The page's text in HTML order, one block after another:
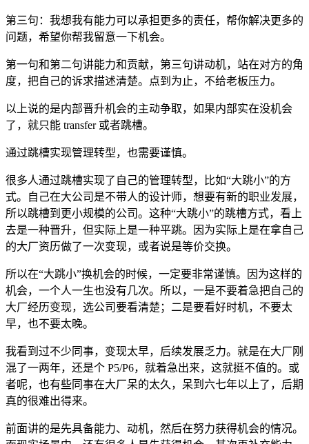
第三句：我想我有能力可以承担更多的责任，帮你解决更多的
问题，希望你帮我留意一下机会。
第一句和第二句讲能力和贡献，第三句讲动机，站在对方的角
度，把自己的诉求描述清楚。点到为止，不给老板压力。
以上说的是内部晋升机会的主动争取，如果内部实在没机会
了，就只能 transfer 或者跳槽。
通过跳槽实现管理转型，也需要谨慎。
很多人通过跳槽实现了自己的管理转型，比如“大跳小”的方
式。自己在大公司是不带人的设计师，想要有新的职业发展，
所以跳槽到更小规模的公司。这种“大跳小”的跳槽方式，看上
去是一种晋升，但实际上是一种平跳。因为实际上是在拿自己
的大厂资历做了一次变现，或者说是等价交换。
所以在“大跳小”换机会的时候，一定要非常谨慎。因为这样的
机会，一个人一生也没有几次。所以，一是不要着急把自己的
大厂经历变现，选公司要看清楚；二是要看好时机，不要太
早，也不要太晚。
我看到过不少同事，变现太早，后续发展乏力。就是在大厂刚
混了一两年，还是个 P5/P6，就着急出来，这就挺不值的。或
者呢，也有些同事在大厂呆的太久，呆到六七年以上了，后期
真的很难出得来。
前面讲的是先具备能力、动机，然后在努力获得机会的情况。